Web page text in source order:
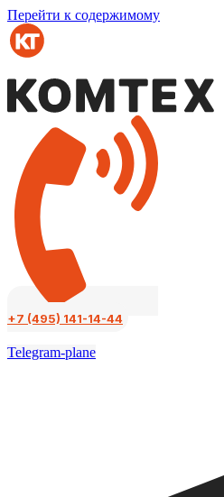
Перейти к содержимому
+7 (495) 141-14-44
Telegram-plane